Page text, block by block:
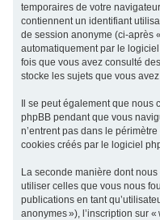
temporaires de votre
contiennent un identifiant
de session anonyme (ci-après
automatiquement par le
fois que vous avez consulté
stocke les sujets que vous
Il se peut également que
phpBB pendant que vous
n’entrent pas dans le
cookies créés par le logiciel
La seconde manière dont
utiliser celles que vous nous
publications en tant
anonymes »), l’inscription sur